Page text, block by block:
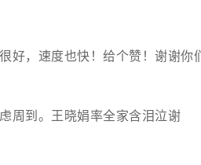
好，速度也快！给个赞！谢谢你
周到。王晓娟率全家含泪泣谢